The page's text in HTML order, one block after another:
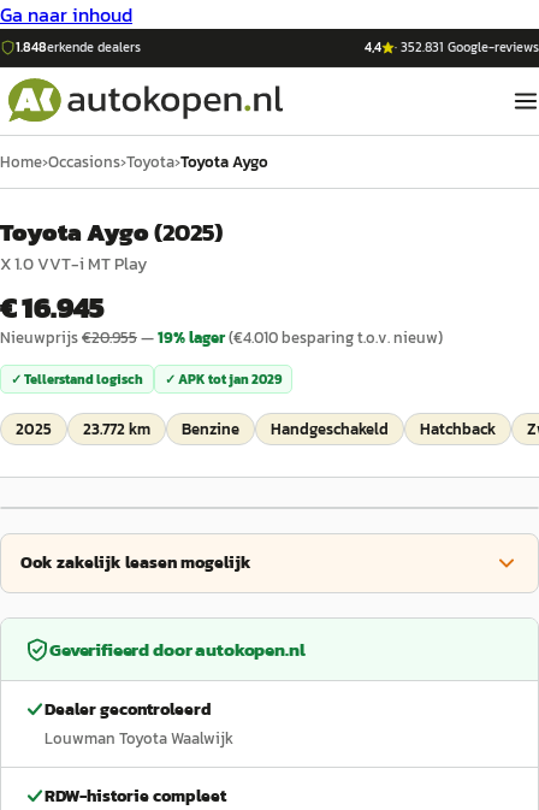
Ga naar inhoud
1.848erkende dealers 4,4 ·352.831 Google-reviews
Home›Occasions›Toyota›Toyota Aygo
Toyota Aygo(2025)
X 1.0 VVT-i MT Play
€ 16.945
Nieuwprijs€20.955—19% lager(€4.010besparing t.o.v. nieuw)
✓ Tellerstand logisch ✓ APK totjan 2029
2025 23.772 km Benzine Handgeschakeld Hatchback
Ook zakelijk leasen mogelijk
Geverifieerd doorautokopen.nl
Dealer gecontroleerd
Louwman Toyota Waalwijk
RDW-historie compleet